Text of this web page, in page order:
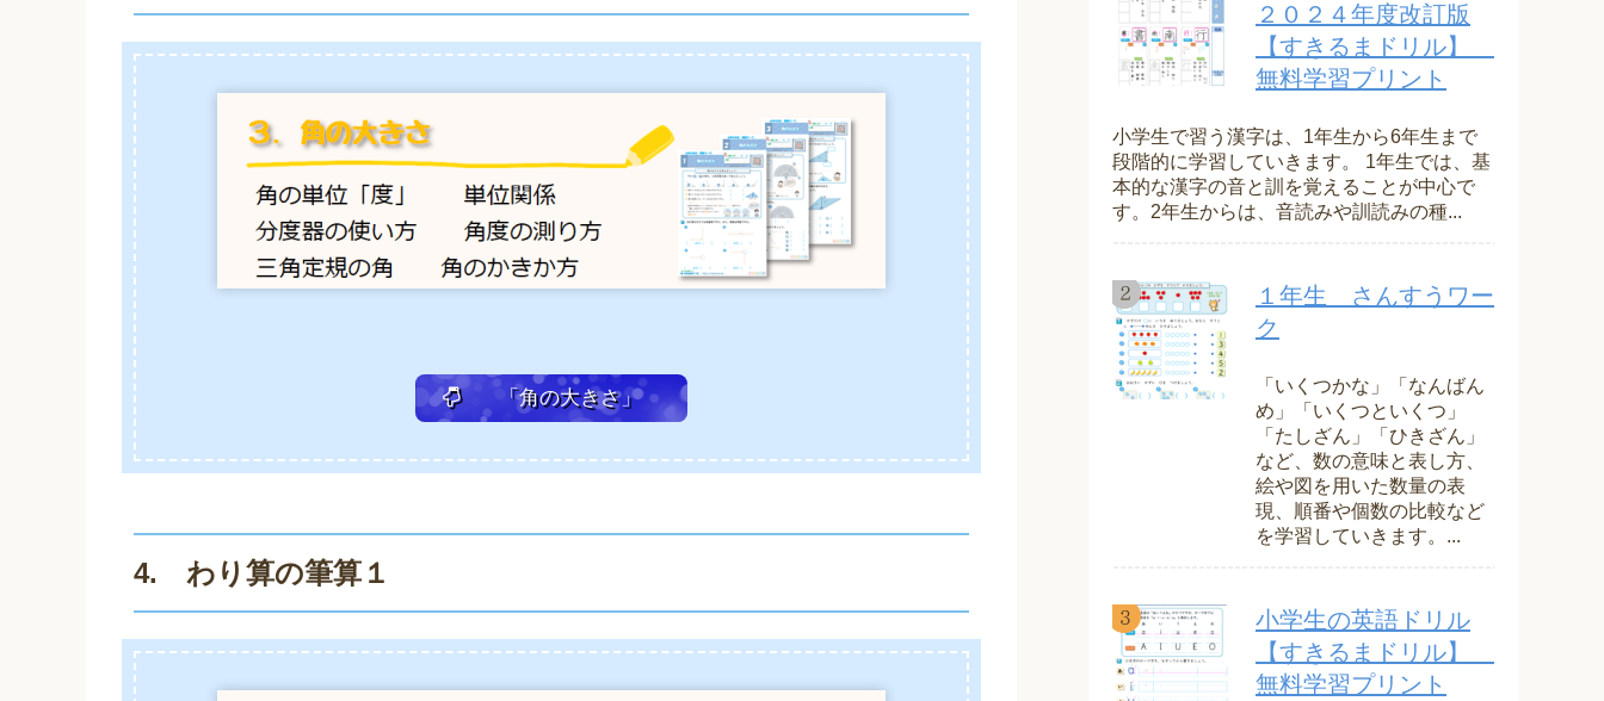
「角の大きさ」
4. わり算の筆算１
２０２４年度改訂版
【すきるまドリル】
無料学習プリント
小学生で習う漢字は、1年生から6年生まで
段階的に学習していきます。 1年生では、基
本的な漢字の音と訓を覚えることが中心で
す。2年生からは、音読みや訓読みの種...
１年生 さんすうワー
ク
「いくつかな」「なんばん
め」「いくつといくつ」
「たしざん」「ひきざん」
など、数の意味と表し方、
絵や図を用いた数量の表
現、順番や個数の比較など
を学習していきます。...
小学生の英語ドリル
【すきるまドリル】
無料学習プリント